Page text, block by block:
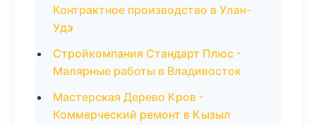
Контрактное производство в Улан-
Удэ
Стройкомпания Стандарт Плюс -
Малярные работы в Владивосток
Мастерская Дерево Кров -
Коммерческий ремонт в Кызыл